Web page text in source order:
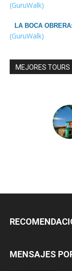
(GuruWalk)
LA BOCA
(GuruWalk)
MEJORES TOURS
MENSAJES